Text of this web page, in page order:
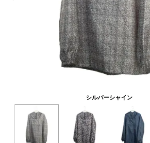
シルバーシャイン